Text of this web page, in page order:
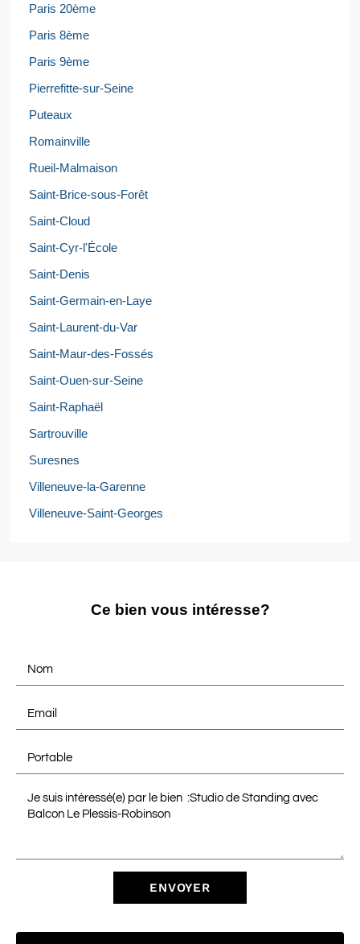
Paris 20ème
Paris 8ème
Paris 9ème
Pierrefitte-sur-Seine
Puteaux
Romainville
Rueil-Malmaison
Saint-Brice-sous-Forêt
Saint-Cloud
Saint-Cyr-l'École
Saint-Denis
Saint-Germain-en-Laye
Saint-Laurent-du-Var
Saint-Maur-des-Fossés
Saint-Ouen-sur-Seine
Saint-Raphaël
Sartrouville
Suresnes
Villeneuve-la-Garenne
Villeneuve-Saint-Georges
Ce bien vous intéresse?
ENVOYER